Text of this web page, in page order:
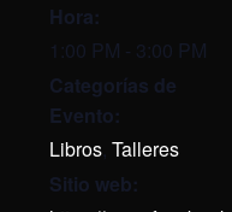
Hora:
1:00 PM - 3:00 PM
Categorías de
Evento:
Libros, Talleres
Sitio web: